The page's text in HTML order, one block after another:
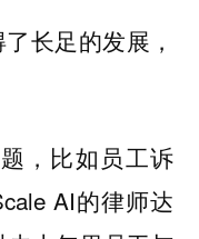
长足的发展，
，比如员工诉
AI的律师达